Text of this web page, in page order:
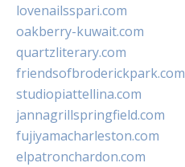
lovenailsspari.com
oakberry-kuwait.com
quartzliterary.com
friendsofbroderickpark.com
studiopiattellina.com
jannagrillspringfield.com
fujiyamacharleston.com
elpatronchardon.com